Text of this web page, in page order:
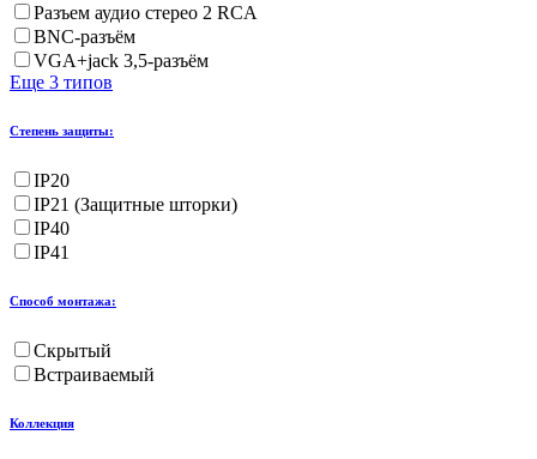
Разъем аудио стерео 2 RCA
BNC-разъём
VGA+jack 3,5-разъём
Еще 3 типов
Степень защиты:
IP20
IP21 (Защитные шторки)
IP40
IP41
Способ монтажа:
Скрытый
Встраиваемый
Коллекция